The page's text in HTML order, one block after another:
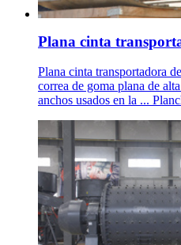
Plana cinta
Plana cinta transportadora
correa de goma plana de
anchos usados en la ...